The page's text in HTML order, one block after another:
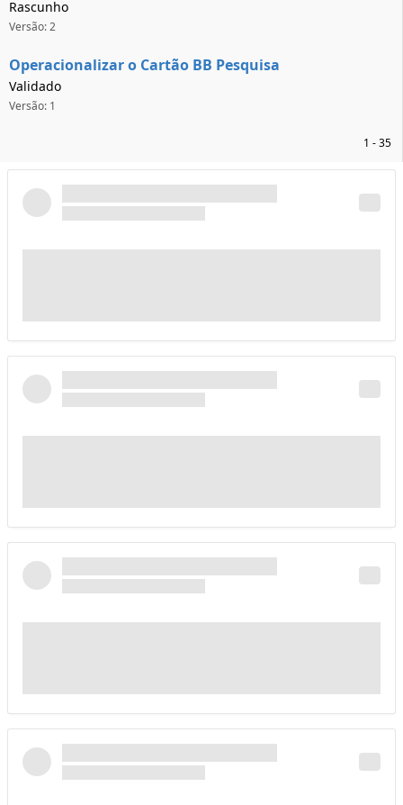
Rascunho
Versão: 2
Operacionalizar o Cartão BB Pesquisa
Validado
Versão: 1
1 - 35